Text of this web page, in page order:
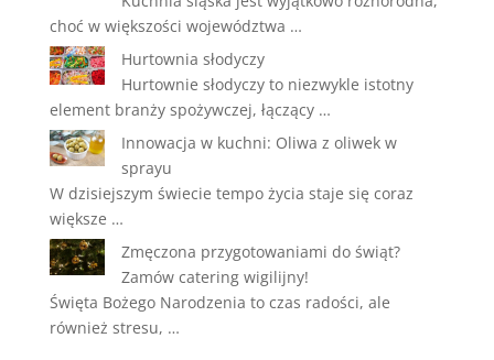
choć w większości województwa …
Hurtownia słodyczy
Hurtownie słodyczy to niezwykle istotny
element branży spożywczej, łączący …
Innowacja w kuchni: Oliwa z oliwek w
sprayu
W dzisiejszym świecie tempo życia staje się coraz
większe …
Zmęczona przygotowaniami do świąt?
Zamów catering wigilijny!
Święta Bożego Narodzenia to czas radości, ale
również stresu, …